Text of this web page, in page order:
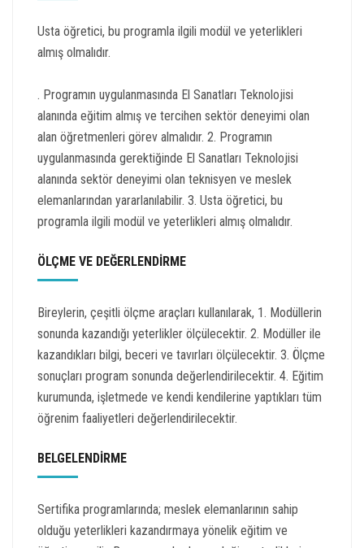
Usta öğretici, bu programla ilgili modül ve yeterlikleri
almış olmalıdır.
. Programın uygulanmasında El Sanatları Teknolojisi
alanında eğitim almış ve tercihen sektör deneyimi olan
alan öğretmenleri görev almalıdır. 2. Programın
uygulanmasında gerektiğinde El Sanatları Teknolojisi
alanında sektör deneyimi olan teknisyen ve meslek
elemanlarından yararlanılabilir. 3. Usta öğretici, bu
programla ilgili modül ve yeterlikleri almış olmalıdır.
ÖLÇME VE DEĞERLENDİRME
Bireylerin, çeşitli ölçme araçları kullanılarak, 1. Modüllerin
sonunda kazandığı yeterlikler ölçülecektir. 2. Modüller ile
kazandıkları bilgi, beceri ve tavırları ölçülecektir. 3. Ölçme
sonuçları program sonunda değerlendirilecektir. 4. Eğitim
kurumunda, işletmede ve kendi kendilerine yaptıkları tüm
öğrenim faaliyetleri değerlendirilecektir.
BELGELENDİRME
Sertifika programlarında; meslek elemanlarının sahip
olduğu yeterlikleri kazandırmaya yönelik eğitim ve